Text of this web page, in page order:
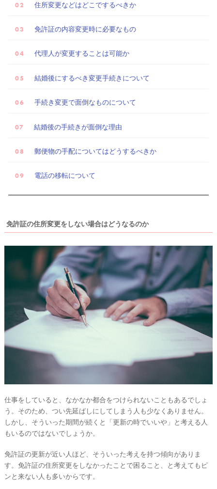
住所変更などはどこでするべきか
免許証の内容変更時に必要なもの
代理人が変更することは可能か
結婚後にするべき変更手続きについて
手続き変更で面倒なものについて
結婚後の手続きが面倒な理由
郵便物の手配についてはどうするべきか
電話の移転について
免許証の住所変更をしない場合はどうなるのか
仕事をしていると、なかなか都合をつけられないこともあるでしょ
う。そのため、つい先延ばしにしてしまう人も少なくありません。
しかし、そういった期間が続くと「更新の時でいいや」と考える人
もいるのではないでしょうか。
免許証の更新が近い人ほど、そういった考えを持つ傾向がありま
す。免許証の住所変更をしなかったことで困ること、と考えてもピ
ンと来ない人も多いからです。
試
着
レ
ポ